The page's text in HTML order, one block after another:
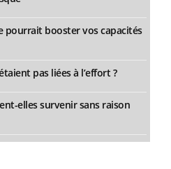
pourrait booster vos capacités
pas liées à l’effort ?
elles survenir sans raison